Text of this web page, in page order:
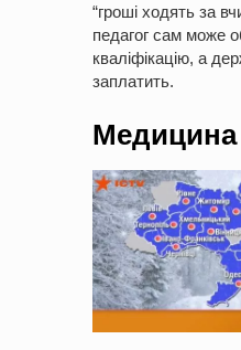
“гроші ходять за
педагог сам може
кваліфікацію, а
заплатить.
Медицина